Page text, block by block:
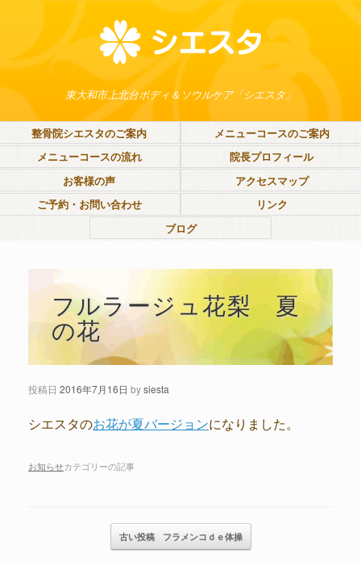
東大和市上北台ボディ＆ソウルケア「シエスタ」
整骨院シエスタのご案内
メニューコースのご案内
メニューコースの流れ
院長プロフィール
お客様の声
アクセスマップ
ご予約・お問い合わせ
リンク
ブログ
フルラージュ花梨 夏
の花
投稿日 2016年7月16日 bysiesta
シエスタのお花が夏バージョンになりました。
お知らせカテゴリーの記事
記事のナビゲーション古い投稿 フラメンコｄｅ体操